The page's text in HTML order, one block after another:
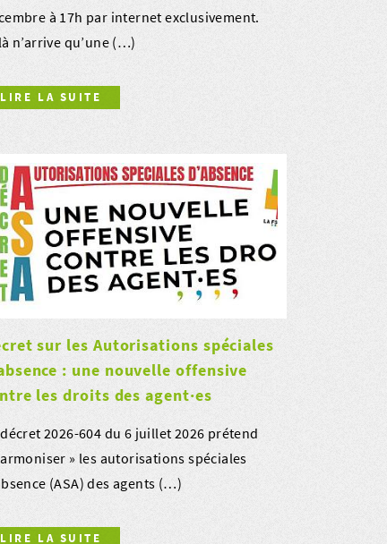
à 17h par internet exclusivement.
n’arrive qu’une (…)
LIRE LA SUITE
sur les Autorisations spéciales
: une nouvelle offensive
les droits des agent·es
2026-604 du 6 juillet 2026 prétend
» les autorisations spéciales
(ASA) des agents (…)
LIRE LA SUITE